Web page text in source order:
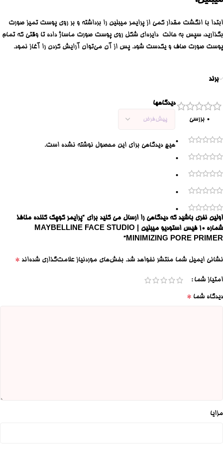
ابتدا با انگشت مقدار کمی از پرایمر میبلین را برداشته و بر روی پوست تمیز صورت
بگذارید، سپس به حالت دایره‌ای شکل روی پوست صورت ماساژ داده تا وقتی که تمام
پوست صورت صاف و یکدست شود. پس از آن می‌توان آرایش کردن را آغاز نمود.
برند
0 بررسی
0
0
0
0
0
دیدگاهها
هیچ دیدگاهی برای این محصول نوشته نشده است.
اولین نفری باشید که دیدگاهی را ارسال می کنید برای “پرایمر کوچک کننده منافذ
شماره 10 فیس استودیو میبلین | MAYBELLINE FACE STUDIO
MINIMIZING PORE PRIMER”
نشانی ایمیل شما منتشر نخواهد شد. بخش‌های موردنیاز علامت‌گذاری شده‌اند *
امتیاز شما
دیدگاه شما *
مزایا